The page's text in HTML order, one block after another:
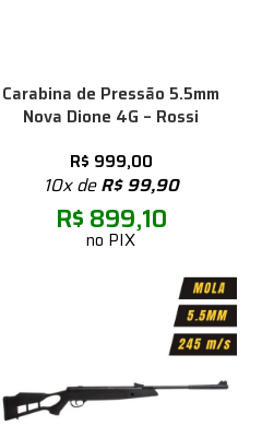
Carabina de Pressão 5.5mm
Nova Dione 4G – Rossi
R$ 999,00
10x deR$99,90
R$ 899,10
no PIX